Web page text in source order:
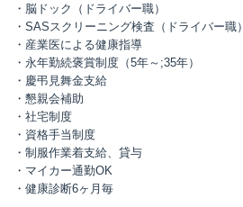
・脳ドック（ドライバー職）
・SASスクリーニング検査（ドライバー職）
・産業医による健康指導
・永年勤続褒賞制度（5年～;35年）
・慶弔見舞金支給
・懇親会補助
・社宅制度
・資格手当制度
・制服作業着支給、貸与
・マイカー通勤OK
・健康診断6ヶ月毎